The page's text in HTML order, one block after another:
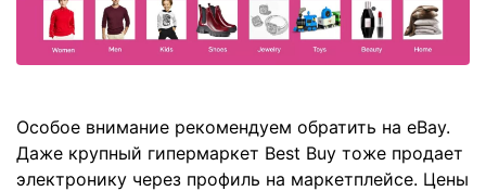
Особое внимание рекомендуем обратить на eBay.
Даже крупный гипермаркет Best Buy тоже продает
электронику через профиль на маркетплейсе. Цены